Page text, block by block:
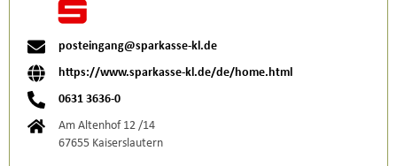
posteingang@sparkasse-kl.de
https://www.sparkasse-kl.de/de/home.html
0631 3636-0
Am Altenhof 12 /14
67655 Kaiserslautern